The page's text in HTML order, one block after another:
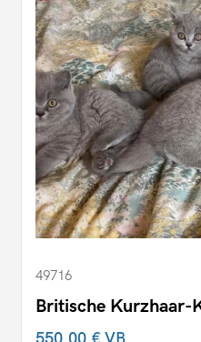
49716
Britische Kurzhaar-